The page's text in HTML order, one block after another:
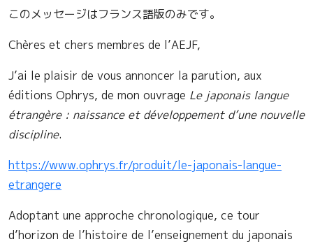
このメッセージはフランス語版のみです。
Chères et chers membres de l’AEJF,
J’ai le plaisir de vous annoncer la parution, aux
éditions Ophrys, de mon ouvrage Le japonais langue
étrangère : naissance et développement d’une nouvelle
discipline.
https://www.ophrys.fr/produit/le-japonais-langue-
etrangere
Adoptant une approche chronologique, ce tour
d’horizon de l’histoire de l’enseignement du japonais